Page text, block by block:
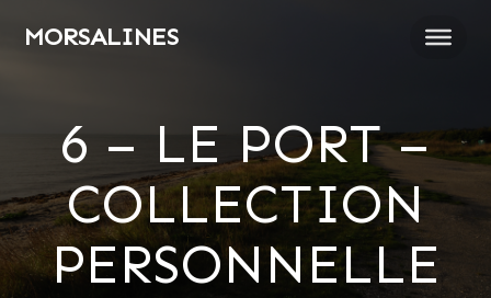
MORSALINES
6 – LE PORT –
COLLECTION
PERSONNELLE